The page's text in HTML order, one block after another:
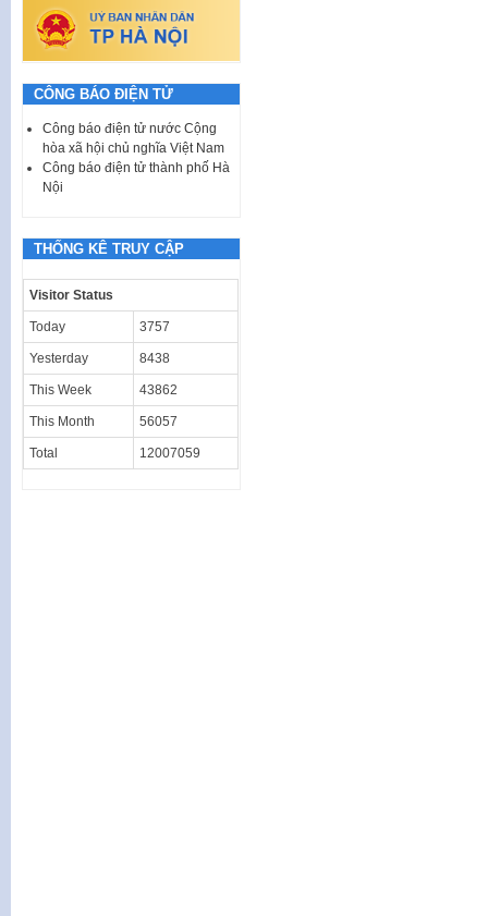
CÔNG BÁO ĐIỆN TỬ
Công báo điện tử nước Cộng
hòa xã hội chủ nghĩa Việt Nam
Công báo điện tử thành phố Hà
Nội
THỐNG KÊ TRUY CẬP
Visitor Status
Today 3757
Yesterday 8438
This Week 43862
This Month 56057
Total 12007059